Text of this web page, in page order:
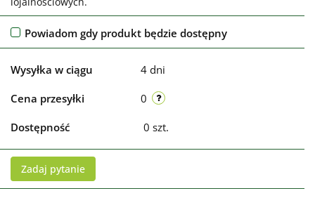
Powiadom gdy produkt będzie dostępny
Wysyłka w ciągu 4 dni
Cena przesyłki 0
Dostępność 0 szt.
Zadaj pytanie